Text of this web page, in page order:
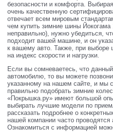
безопасности и комфорта.
очень качественную
отвечает всем мировым
чем купить зимние шины Йокогама
неправильно), нужно убедиться,
подходит вашей машине, и он
к вашему авто. Также, при выборе
на индекс скорости и нагрузки.
Если вы сомневаетесь, что
автомобилю, то вы можете
указанному на нашем сайте, и мы
правильно подобрать зимние
«Покрышка.ру» имеют большой
выбирать лучшие модели по
рассказать подробнее о
нашей компании часто проводятся
Ознакомиться с информацией